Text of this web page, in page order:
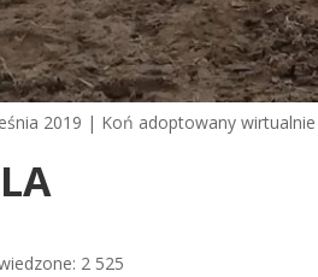
2019 | Koń adoptowany wirtualnie
2 525